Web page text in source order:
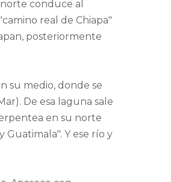
conduce al
real de Chiapa"
posteriormente
su medio, donde se
De esa laguna sale
en su norte
Guatimala". Y ese río y